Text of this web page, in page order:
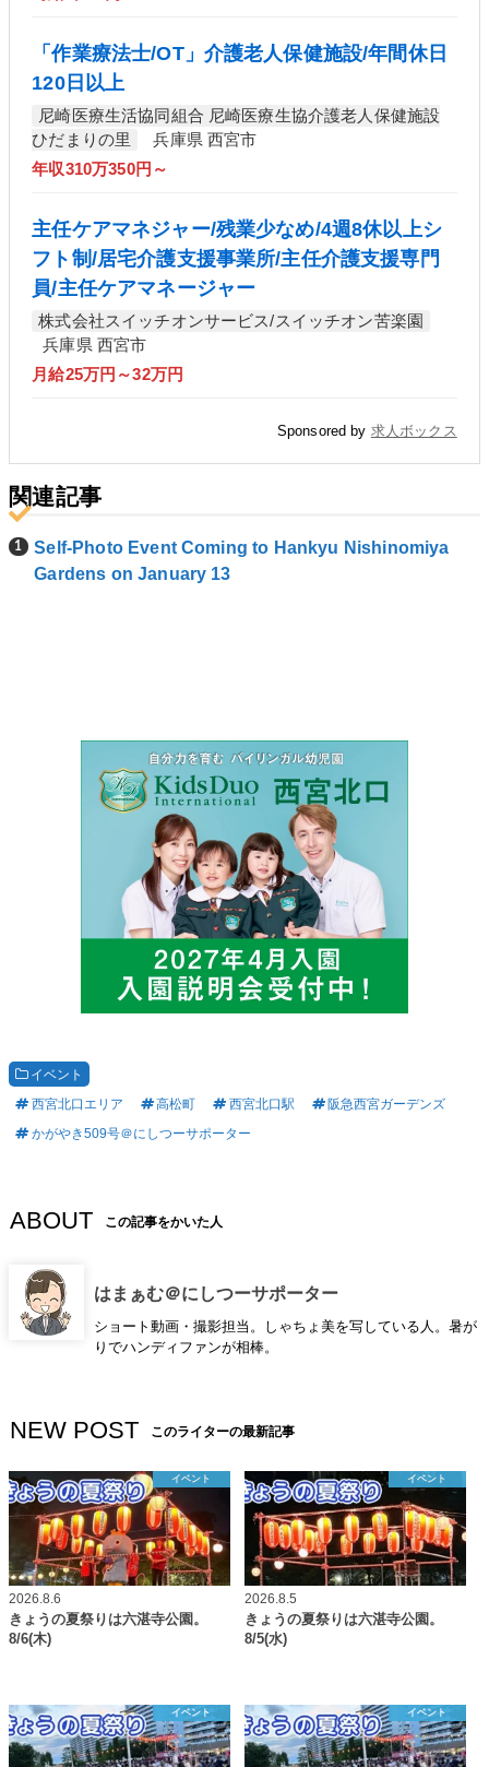
「作業療法士/OT」介護老人保健施設/年間休日
120日以上
尼崎医療生活協同組合 尼崎医療生協介護老人保健施設
ひだまりの里
兵庫県 西宮市
年収310万350円～
主任ケアマネジャー/残業少なめ/4週8休以上シ
フト制/居宅介護支援事業所/主任介護支援専門
員/主任ケアマネージャー
株式会社スイッチオンサービス/スイッチオン苦楽園
兵庫県 西宮市
月給25万円～32万円
Sponsored by 求人ボックス
関連記事
Self-Photo Event Coming to Hankyu Nishinomiya
Gardens on January 13
イベント
西宮北口エリア
高松町 西宮北口駅
阪急西宮ガーデンズ
かがやき509号＠にしつーサポーター
ABOUT この記事をかいた人
はまぁむ＠にしつーサポーター
ショート動画・撮影担当。しゃちょ美を写している人。暑が
りでハンディファンが相棒。
NEW POST このライターの最新記事
イベント
2026.8.6
きょうの夏祭りは六湛寺公園。
8/6(木)
イベント
2026.8.5
きょうの夏祭りは六湛寺公園。
8/5(水)
イベント イベント